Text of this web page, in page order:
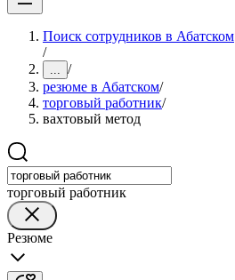
Поиск сотрудников в Абатском
/
... /
резюме в Абатском/
торговый работник/
вахтовый метод
торговый работник
Резюме